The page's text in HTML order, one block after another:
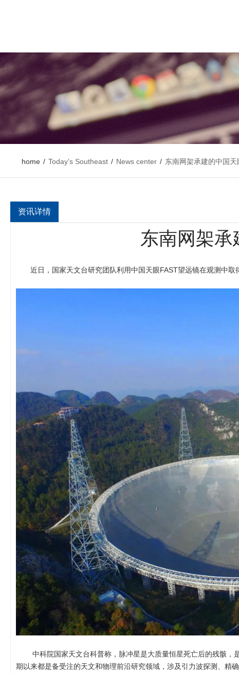
home / Today’s Southeast / News center / 东南网架承建的中国
资讯详情
东南网架承
近日，国家天文台研究团队利用中国天眼FAST望远镜在观测中取
中科院国家天文台科普称，脉冲星是大质量恒星死亡后的残骸，
期以来都是备受注的天文和物理前沿研究领域，涉及引力波探测、精